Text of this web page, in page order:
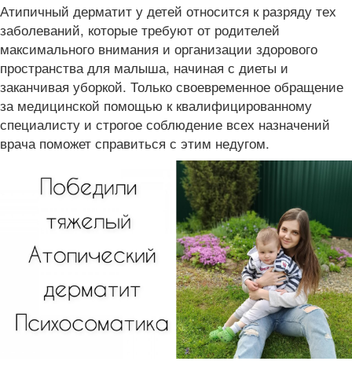
Атипичный дерматит у детей относится к разряду тех
заболеваний, которые требуют от родителей
максимального внимания и организации здорового
пространства для малыша, начиная с диеты и
заканчивая уборкой. Только своевременное обращение
за медицинской помощью к квалифицированному
специалисту и строгое соблюдение всех назначений
врача поможет справиться с этим недугом.